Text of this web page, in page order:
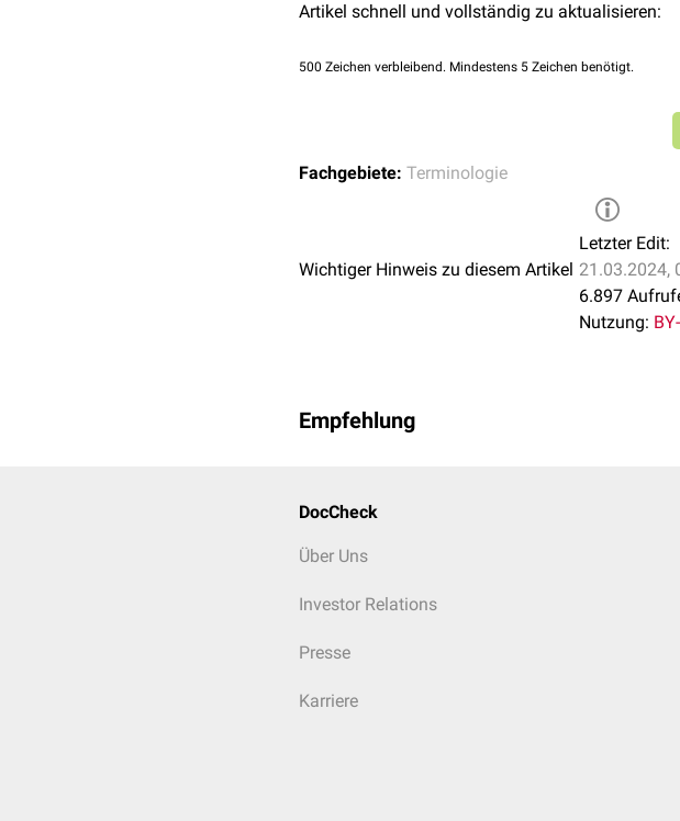
Artikel schnell und vollständig zu aktualisieren:
500 Zeichen verbleibend. Mindestens 5 Zeichen benötigt.
Fachgebiete: Terminologie
Wichtiger Hinweis zu diesem Artikel
Letzter Edit:
21.03.2024,
6.897
Nutzung:
Empfehlung
DocCheck
Über Uns
Investor Relations
Presse
Karriere